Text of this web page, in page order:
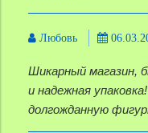
Любовь
Шикарный магазин,
и надежная
долгожданную